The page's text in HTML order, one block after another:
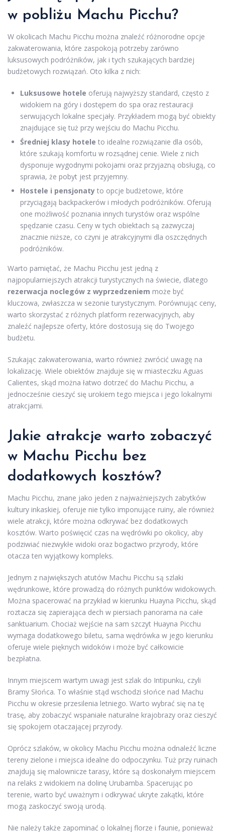
w pobliżu Machu Picchu?
W okolicach Machu Picchu można znaleźć różnorodne opcje
zakwaterowania, które zaspokoją potrzeby zarówno
luksusowych podróżników, jak i tych szukających bardziej
budżetowych rozwiązań. Oto kilka z nich:
Luksusowe hotele oferują najwyższy standard, często z
widokiem na góry i dostępem do spa oraz restauracji
serwujących lokalne specjały. Przykładem mogą być obiekty
znajdujące się tuż przy wejściu do Machu Picchu.
Średniej klasy hotele to idealne rozwiązanie dla osób,
które szukają komfortu w rozsądnej cenie. Wiele z nich
dysponuje wygodnymi pokojami oraz przyjazną obsługą, co
sprawia, że pobyt jest przyjemny.
Hostele i pensjonaty to opcje budżetowe, które
przyciągają backpackerów i młodych podróżników. Oferują
one możliwość poznania innych turystów oraz wspólne
spędzanie czasu. Ceny w tych obiektach są zazwyczaj
znacznie niższe, co czyni je atrakcyjnymi dla oszczędnych
podróżników.
Warto pamiętać, że Machu Picchu jest jedną z
najpopularniejszych atrakcji turystycznych na świecie, dlatego
rezerwacja noclegów z wyprzedzeniem może być
kluczowa, zwłaszcza w sezonie turystycznym. Porównując ceny,
warto skorzystać z różnych platform rezerwacyjnych, aby
znaleźć najlepsze oferty, które dostosują się do Twojego
budżetu.
Szukając zakwaterowania, warto również zwrócić uwagę na
lokalizację. Wiele obiektów znajduje się w miasteczku Aguas
Calientes, skąd można łatwo dotrzeć do Machu Picchu, a
jednocześnie cieszyć się urokiem tego miejsca i jego lokalnymi
atrakcjami.
Jakie atrakcje warto zobaczyć
w Machu Picchu bez
dodatkowych kosztów?
Machu Picchu, znane jako jeden z najważniejszych zabytków
kultury inkaskiej, oferuje nie tylko imponujące ruiny, ale również
wiele atrakcji, które można odkrywać bez dodatkowych
kosztów. Warto poświęcić czas na wędrówki po okolicy, aby
podziwiać niezwykłe widoki oraz bogactwo przyrody, które
otacza ten wyjątkowy kompleks.
Jednym z największych atutów Machu Picchu są szlaki
wędrunkowe, które prowadzą do różnych punktów widokowych.
Można spacerować na przykład w kierunku Huayna Picchu, skąd
roztacza się zapierająca dech w piersiach panorama na całe
sanktuarium. Chociaż wejście na sam szczyt Huayna Picchu
wymaga dodatkowego biletu, sama wędrówka w jego kierunku
oferuje wiele pięknych widoków i może być całkowicie
bezpłatna.
Innym miejscem wartym uwagi jest szlak do Intipunku, czyli
Bramy Słońca. To właśnie stąd wschodzi słońce nad Machu
Picchu w okresie przesilenia letniego. Warto wybrać się na tę
trasę, aby zobaczyć wspaniałe naturalne krajobrazy oraz cieszyć
się spokojem otaczającej przyrody.
Oprócz szlaków, w okolicy Machu Picchu można odnaleźć liczne
tereny zielone i miejsca idealne do odpoczynku. Tuż przy ruinach
znajdują się malownicze tarasy, które są doskonałym miejscem
na relaks z widokiem na dolinę Urubamba. Spacerując po
terenie, warto być uważnym i odkrywać ukryte zakątki, które
mogą zaskoczyć swoją urodą.
Nie należy także zapominać o lokalnej florze i faunie, ponieważ